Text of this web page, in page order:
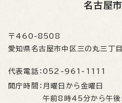
名古屋
〒460-8508
愛知県名古屋市中区三の丸三丁
代表電話： 052-961-1111
開庁時間： 月曜日から金曜日
午前8時45分から午